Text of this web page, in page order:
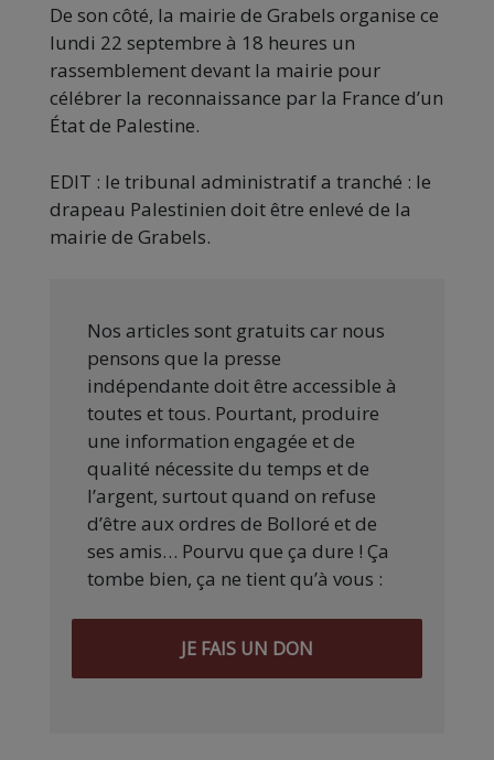
De son côté, la mairie de Grabels organise ce
lundi 22 septembre à 18 heures un
rassemblement devant la mairie pour
célébrer la reconnaissance par la France d’un
État de Palestine.
EDIT : le tribunal administratif a tranché : le
drapeau Palestinien doit être enlevé de la
mairie de Grabels.
Nos articles sont gratuits car nous
pensons que la presse
indépendante doit être accessible à
toutes et tous. Pourtant, produire
une information engagée et de
qualité nécessite du temps et de
l’argent, surtout quand on refuse
d’être aux ordres de Bolloré et de
ses amis… Pourvu que ça dure ! Ça
tombe bien, ça ne tient qu’à vous :
JE FAIS UN DON